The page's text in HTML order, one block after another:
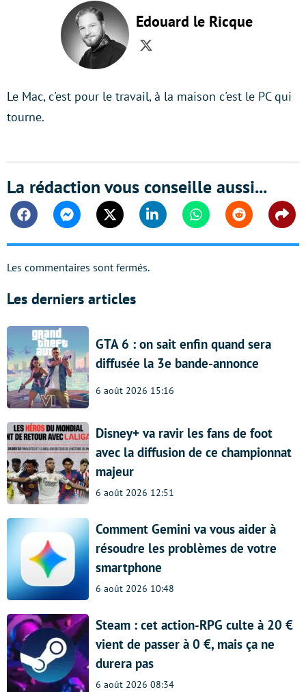
Edouard le Ricque
Twitter
Le Mac, c'est pour le travail, à la maison c'est le PC qui
tourne.
La rédaction vous conseille aussi...
FacebookMessengerTwitter Linkedin WhatsappReddit
Les commentaires sont fermés.
Les derniers articles
GTA 6 : on sait enfin quand sera
diffusée la 3e bande-annonce
6 août 2026 15:16
Disney+ va ravir les fans de foot
avec la diffusion de ce championnat
majeur
6 août 2026 12:51
Comment Gemini va vous aider à
résoudre les problèmes de votre
smartphone
6 août 2026 10:48
Steam : cet action-RPG culte à 20 €
vient de passer à 0 €, mais ça ne
durera pas
6 août 2026 08:34